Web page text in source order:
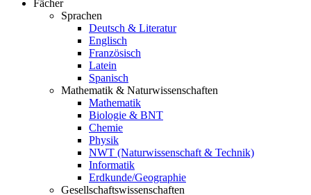
Fächer
Sprachen
Deutsch & Literatur
Englisch
Französisch
Latein
Spanisch
Mathematik & Naturwissenschaften
Mathematik
Biologie & BNT
Chemie
Physik
NWT (Naturwissenschaft & Technik)
Informatik
Erdkunde/Geographie
Gesellschaftswissenschaften